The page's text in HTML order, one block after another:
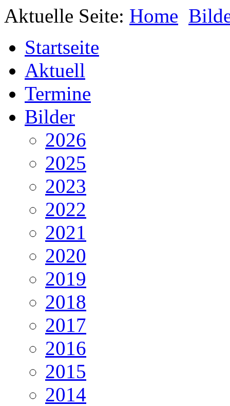
Aktuelle Seite: Home
Startseite
Aktuell
Termine
Bilder
2026
2025
2023
2022
2021
2020
2019
2018
2017
2016
2015
2014